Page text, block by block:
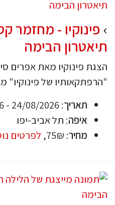
פינוקיו - מחזמר
תיאטרון הבימה
הצגת פינוקיו מאת אפרים
"הרפתקאותיו של פינוקיו"
תאריך: 24/08/2026 - 30/09/2026
איפה: תל אביב-יפו
מחיר: 75₪, לפרטים